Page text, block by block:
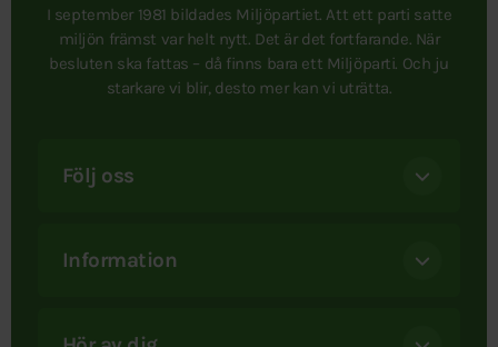
I september 1981 bildades Miljöpartiet. Att ett parti satte
miljön främst var helt nytt. Det är det fortfarande. När
besluten ska fattas – då finns bara ett Miljöparti. Och ju
starkare vi blir, desto mer kan vi uträtta.
Följ oss
Information